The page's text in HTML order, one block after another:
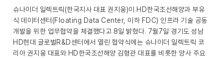
슈나이더 일렉트릭(한국지사 대표 권지웅)이 HD한국조선해양과 부유
식 데이터센터(Floating Data Center, 이하 FDC) 인프라 기술 공동
개발을 위한 업무협약을 체결했다고 8일 밝혔다. 7월7일 경기도 성남
HD현대 글로벌R&D센터에서 열린 협약식에는 슈나이더 일렉트릭 코
리아 권지웅 대표와 HD한국조선해양 김형관 대표를 비롯한 양사 주요